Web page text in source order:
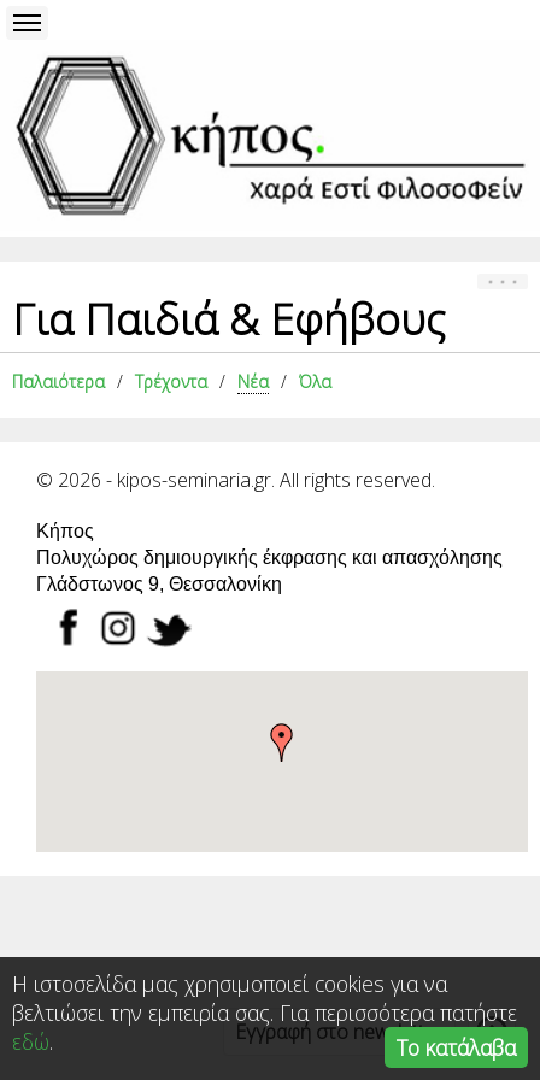
Για Παιδιά & Εφήβους
Παλαιότερα Τρέχοντα Νέα Όλα
© 2026 - kipos-seminaria.gr. All rights reserved.
Κήπος
Πολυχώρος δημιουργικής έκφρασης και απασχόλησης
Γλάδστωνος 9, Θεσσαλονίκη
Εγγραφή στο newsletter
Η ιστοσελίδα μας χρησιμοποιεί cookies για να
βελτιώσει την εμπειρία σας. Για περισσότερα πατήστε
εδώ. Το κατάλαβα